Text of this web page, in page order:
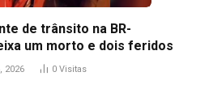
de trânsito na BR-
um morto e dois feridos
2026 0 Visitas